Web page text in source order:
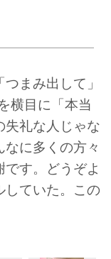
まみ出して」
横目に「本当
失礼な人じゃな
に多くの方々
す。どうぞよ
していた。この